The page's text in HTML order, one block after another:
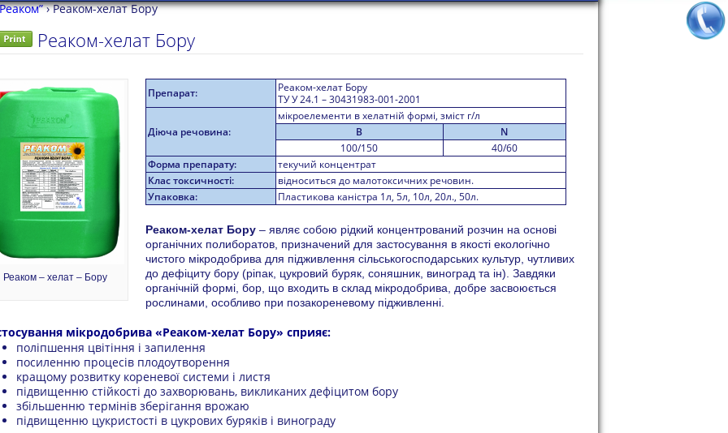
› Реаком-хелат Бору
Реаком-хелат Бору
Реаком – хелат – Бору
Препарат:
Реаком-хелат Бору
ТУ У 24.1 – 30431983-001-2001
Діюча речовина:
мікроелементи в хелатній формі, зміст г/л
B
N
100/150
40/60
Форма препарату:
текучий концентрат
Клас токсичності:
відноситься до малотоксичних речовин.
Упаковка:
Пластикова каністра 1л, 5л, 10л, 20л., 50л.
Реаком-хелат Бору– являє собою рідкий концентрований розчин на основі
органічних полиборатов, призначений для застосування в якості екологічно
чистого мікродобрива для підживлення сільськогосподарських культур, чутливих
до дефіциту бору (ріпак, цукровий буряк, соняшник, виноград та ін). Завдяки
органічній формі, бор, що входить в склад мікродобрива, добре засвоюється
рослинами, особливо при позакореневому підживленні.
мікродобрива «Реаком-хелат Бору» сприяє:
поліпшення цвітіння і запилення
посиленню процесів плодоутворення
кращому розвитку кореневої системи і листя
підвищенню стійкості до захворювань, викликаних дефіцитом бору
збільшенню термінів зберігання врожаю
підвищенню цукристості в цукрових буряків і винограду